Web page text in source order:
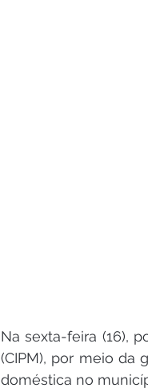
Na sexta-feira (16),
(CIPM), por meio da
doméstica no